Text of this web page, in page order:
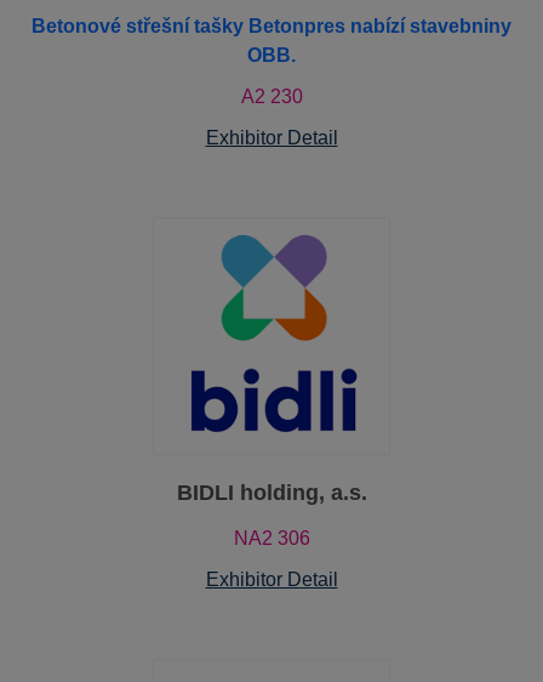
Betonové střešní tašky Betonpres nabízí stavebniny
OBB.
A2 230
Exhibitor Detail
BIDLI holding, a.s.
NA2 306
Exhibitor Detail